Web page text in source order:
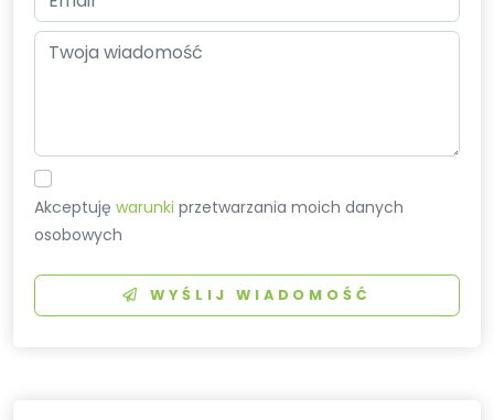
Akceptujęwarunki przetwarzania moich danych
osobowych
WYŚLIJ WIADOMOŚĆ